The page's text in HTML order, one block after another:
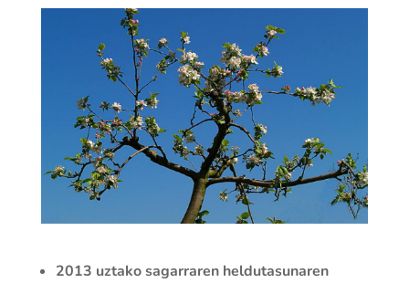
2013 uztako sagarraren heldutasunaren